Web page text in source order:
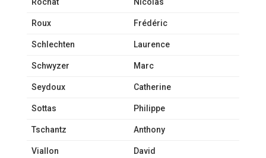
Roux Frédéric
Schlechten Laurence
Schwyzer Marc
Seydoux Catherine
Sottas Philippe
Tschantz Anthony
Viallon David